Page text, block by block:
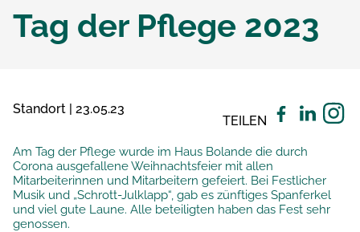
Tag der Pflege 2023
Standort | 23.05.23
TEILEN
Am Tag der Pflege wurde im Haus Bolande die durch
Corona ausgefallene Weihnachtsfeier mit allen
Mitarbeiterinnen und Mitarbeitern gefeiert. Bei Festlicher
Musik und „Schrott-Julklapp“, gab es zünftiges Spanferkel
und viel gute Laune. Alle beteiligten haben das Fest sehr
genossen.